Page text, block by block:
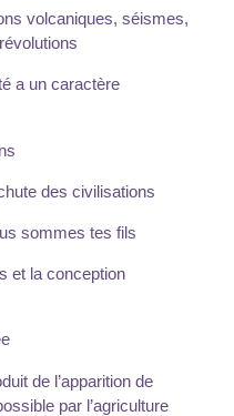
volcaniques, séismes,
a un caractère
des civilisations
sommes tes fils
et la conception
de l’apparition de
par l’agriculture